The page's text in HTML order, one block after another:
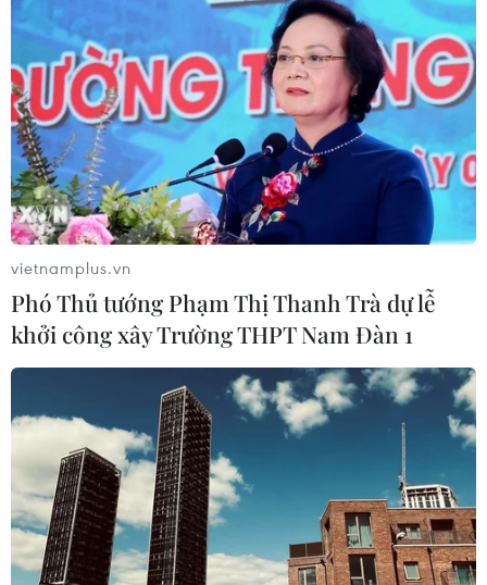
vietnamplus.vn
Phó Thủ tướng Phạm Thị Thanh Trà dự lễ
khởi công xây Trường THPT Nam Đàn 1